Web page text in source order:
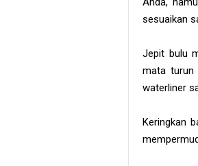
sesuaikan
Jepit bulu
mata turun
waterliner
Keringkan